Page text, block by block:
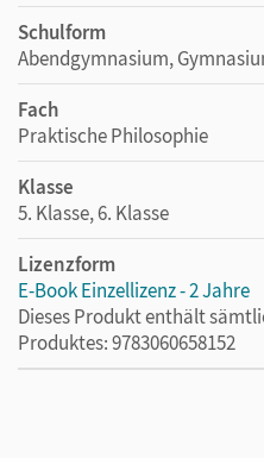
Schulform
Abendgymnasium,
Fach
Praktische Philosophie
Klasse
5. Klasse, 6. Klasse
Lizenzform
E-Book Einzellizenz - 2 Jahre
Dieses Produkt enthält
Produktes: 9783060658152